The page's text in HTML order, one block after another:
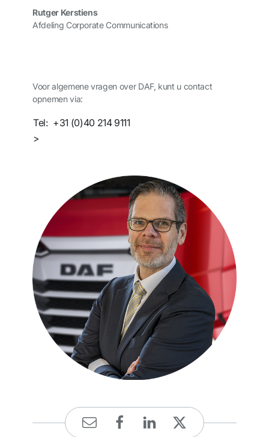
Rutger Kerstiens
Afdeling Corporate Communications
Voor algemene vragen over DAF, kunt u contact
opnemen via:
Tel: +31 (0)40 214 9111
>